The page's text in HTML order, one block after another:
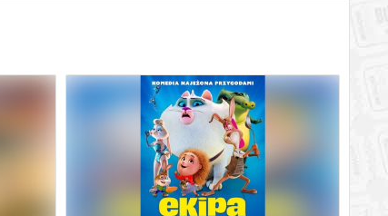
od 2,00 pln BILETY
od 2,00 pln BILETY
od 2,00 pln BILETY